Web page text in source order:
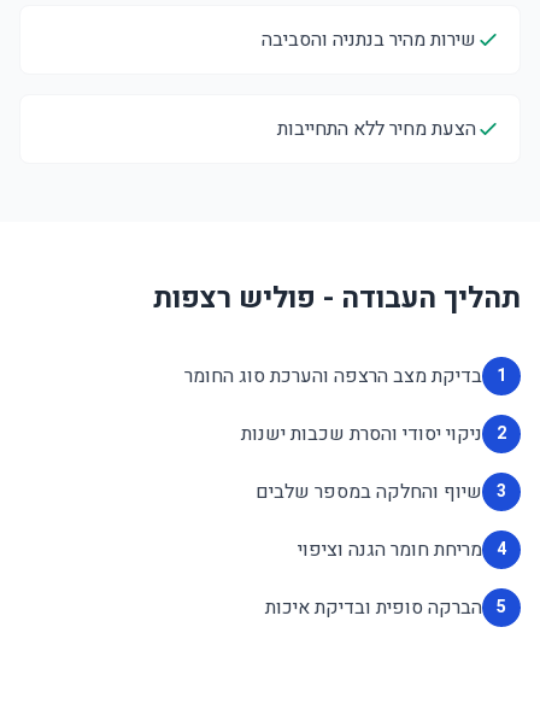
שירות מהיר בנתניה והסביבה
הצעת מחיר ללא התחייבות
תהליך העבודה - פוליש רצפות
1 בדיקת מצב הרצפה והערכת סוג החומר
2 ניקוי יסודי והסרת שכבות ישנות
3 שיוף והחלקה במספר שלבים
4 מריחת חומר הגנה וציפוי
5 הברקה סופית ובדיקת איכות